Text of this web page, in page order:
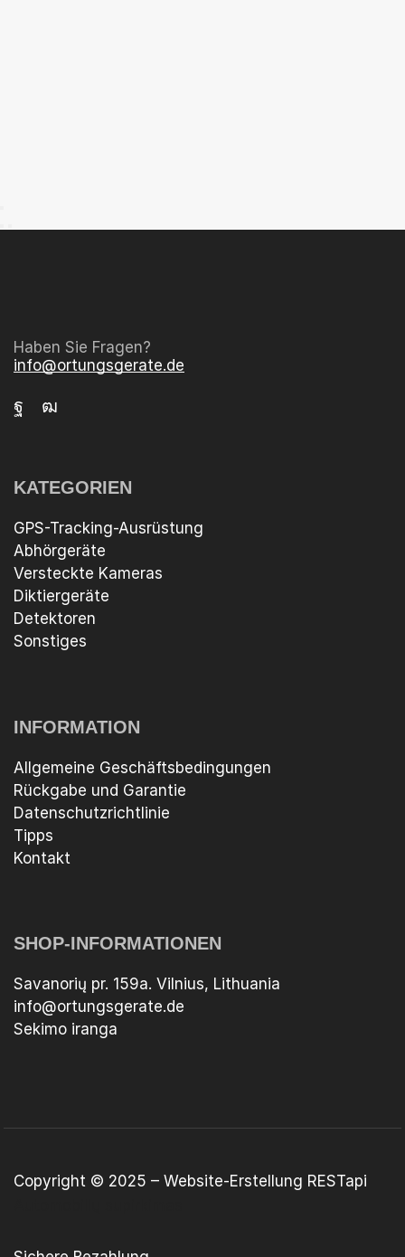
Haben Sie Fragen?
info@ortungsgerate.de
KATEGORIEN
GPS-Tracking-Ausrüstung
Abhörgeräte
Versteckte Kameras
Diktiergeräte
Detektoren
Sonstiges
INFORMATION
Allgemeine Geschäftsbedingungen
Rückgabe und Garantie
Datenschutzrichtlinie
Tipps
Kontakt
SHOP-INFORMATIONEN
Savanorių pr. 159a. Vilnius, Lithuania
info@ortungsgerate.de
Sekimo iranga
Copyright © 2025 – Website-Erstellung RESTapi